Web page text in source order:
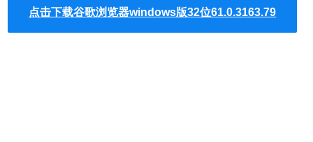
能、隐私保护、鼠标手势、自定义热键、地址栏自动完成、
链接拖放等操作轻松浏览。全新内核，轻薄界面架构，毫秒
点击下载谷歌浏览器windows版32位61.0.3163.79